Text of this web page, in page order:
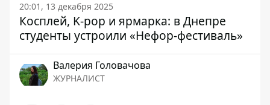
20:01, 13 декабря 2025
Косплей, K-pop и ярмарка: в Днепре
студенты устроили «Нефор-фестиваль»
Валерия Головачова
ЖУРНАЛИСТ